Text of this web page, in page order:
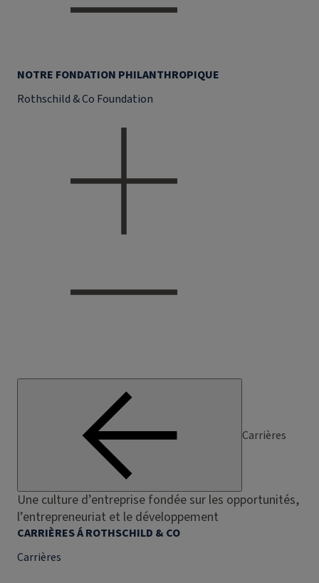
NOTRE FONDATION PHILANTHROPIQUE
Rothschild & Co Foundation
Carrières
Une culture d’entreprise fondée sur les opportunités,
l’entrepreneuriat et le développement
CARRIÈRES Á ROTHSCHILD & CO
Carrières